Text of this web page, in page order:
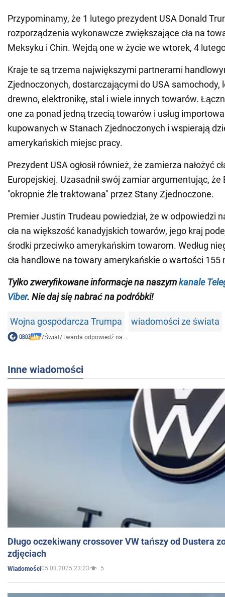
Przypominamy, że 1 lutego prezydent USA Donald
rozporządzenia wykonawcze zwiększające cła na
Meksyku i Chin. Wejdą one w życie we wtorek, 4
Kraje te są trzema największymi partnerami
Zjednoczonych, dostarczającymi do USA samochody,
drewno, elektronikę, stal i wiele innych towarów.
one za ponad jedną trzecią towarów i usług
kupowanych w Stanach Zjednoczonych i wspierają
amerykańskich miejsc pracy.
Prezydent USA ogłosił również, że zamierza nałożyć
Europejskiej. Uzasadnił swój zamiar argumentując, że
"okropnie źle traktowana" przez Stany Zjednoczone.
Premier Justin Trudeau powiedział, że w odpowiedzi
cła na większość kanadyjskich towarów, jego kraj
środki przeciwko amerykańskim towarom. Według
cła handlowe na towary amerykańskie o wartości 155
Tylko zweryfikowane informacje na naszymkanale
Viber. Nie daj się nabrać na podróbki!
Wojna gospodarcza Trumpa wiadomości ze świata
/Świat/Twarda odpowiedź na...
Inne wiadomości
Długo oczekiwany crossover VW tańszy od Dustera
zdjęciach
Wiadomości05.03.2025 23:23 5